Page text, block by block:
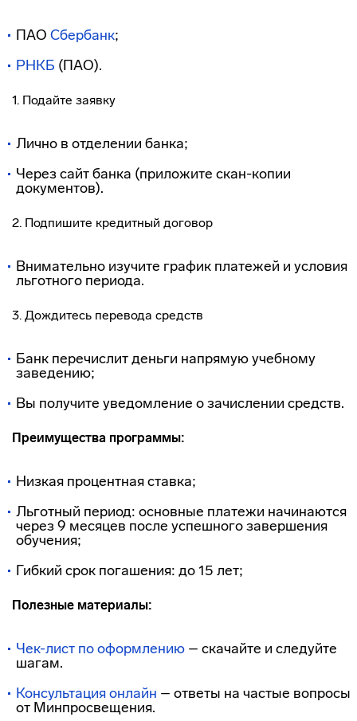
ПАО Сбербанк;
РНКБ (ПАО).
1. Подайте заявку
Лично в отделении банка;
Через сайт банка (приложите скан-копии
документов).
2. Подпишите кредитный договор
Внимательно изучите график платежей и условия
льготного периода.
3. Дождитесь перевода средств
Банк перечислит деньги напрямую учебному
заведению;
Вы получите уведомление о зачислении средств.
Преимущества программы:
Низкая процентная ставка;
Льготный период: основные платежи начинаются
через 9 месяцев после успешного завершения
обучения;
Гибкий срок погашения: до 15 лет;
Полезные материалы:
Чек-лист по оформлению – скачайте и следуйте
шагам.
Консультация онлайн – ответы на частые вопросы
от Минпросвещения.